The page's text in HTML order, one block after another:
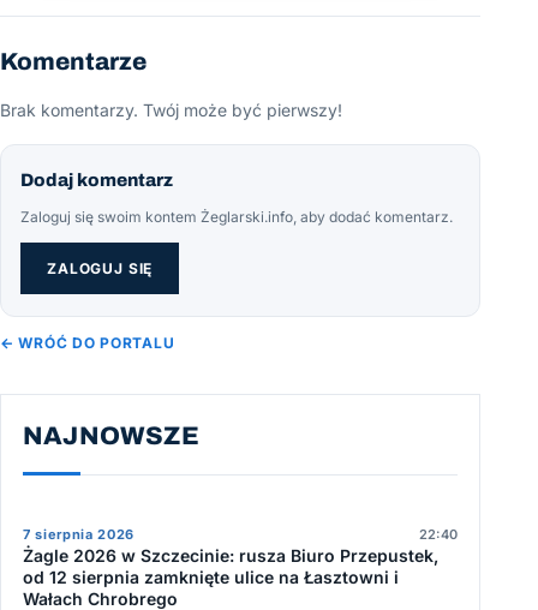
Komentarze
Brak komentarzy. Twój może być pierwszy!
Dodaj komentarz
Zaloguj się swoim kontem Żeglarski.info, aby dodać komentarz.
ZALOGUJ SIĘ
← WRÓĆ DO PORTALU
NAJNOWSZE
7 sierpnia 2026 22:40
Żagle 2026 w Szczecinie: rusza Biuro Przepustek,
od 12 sierpnia zamknięte ulice na Łasztowni i
Wałach Chrobrego